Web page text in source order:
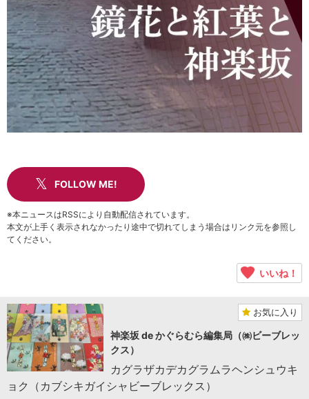
FOLLOW ME!
※本ニュースはRSSにより自動配信されています。
本文が上手く表示されなかったり途中で切れてしまう場合はリンク元を参照し
てください。
いいね！
お気に入り
神楽坂 de かぐらむら編集局（㈱ビーブレッ
クス）
カグラザカデカグラムラヘンシュウキ
ョク（カブシキガイシャビーブレックス）